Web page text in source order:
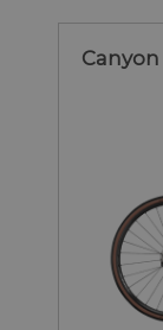
Canyon